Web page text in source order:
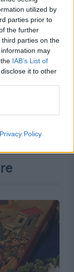
utilized by
parties prior to
the further
parties on the
may
IAB’s List of
it to other
Privacy Policy